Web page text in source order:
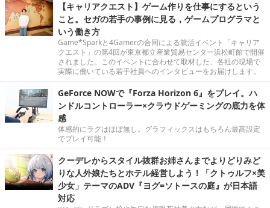
【キャリアクエスト】ゲーム作りを仕事にするという
こと。セガの若手の事例に見る，ゲームプログラマと
いう働き方
Game*Sparkと4Gamerの合同による就活イベント「キャリア
クエスト」の第4回が東京都立産業貿易センター浜松町館で開催
されました。このイベントに合わせて取材した、各社の現場で
実際に働いている若手社員へのインタビューをお届けします。
GeForce NOWで『Forza Horizon 6』をプレイ。ハ
ンドルコントローラー×クラウドゲーミングの底力を体
感
体感的にラグはほぼ無し。グラフィックスはもちろん最高設定
でプレイ可能！
クーデレからスタイル抜群お姉さんまでよりどりみど
りな人外娘たちとホテル経営しよう！「クトゥルフ×美
少女」テーマのADV『ヨグ=ソトースの庭』が日本語
対応